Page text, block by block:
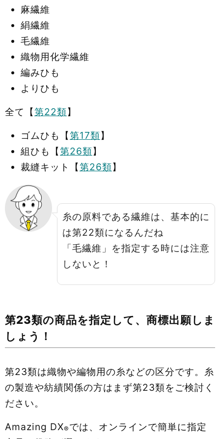
麻繊維
絹繊維
毛繊維
織物用化学繊維
編みひも
よりひも
全て【第22類】
ゴムひも【第17類】
組ひも【第26類】
裁縫キット【第26類】
糸の原料である繊維は、基本的に
は第22類になるんだね
「毛繊維」を指定する時には注意
しないと！
第23類の商品を指定して、商標出願しま
しょう！
第23類は織物や編物用の糸などの区分です。糸
の製造や紡績関係の方はまず第23類をご検討く
ださい。
Amazing DX®では、オンラインで簡単に指定